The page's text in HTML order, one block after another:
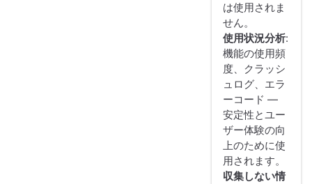
は使用されま
せん。
使用状況分析:
機能の使用頻
度、クラッシ
ュログ、エラ
ーコード —
安定性とユー
ザー体験の向
上のために使
用されます。
収集しない情